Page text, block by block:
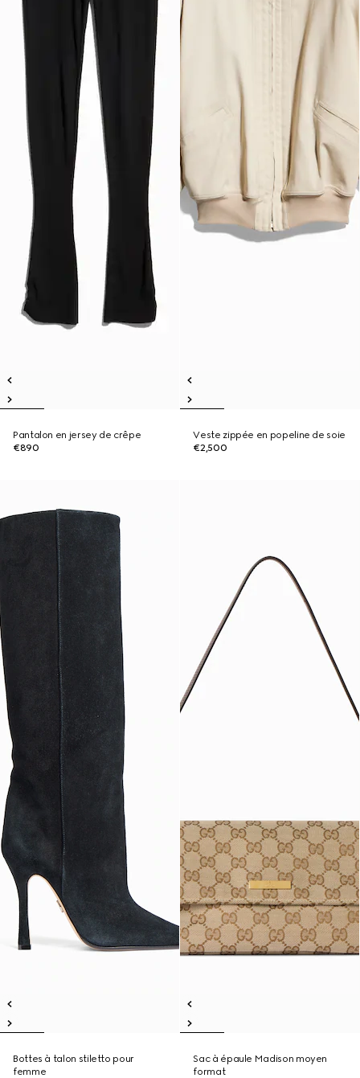
Pantalon en jersey de crêpe
€890
Veste zippée en popeline de soie
€2,500
Bottes à talon stiletto pour
femme
Sac à épaule Madison moyen
format